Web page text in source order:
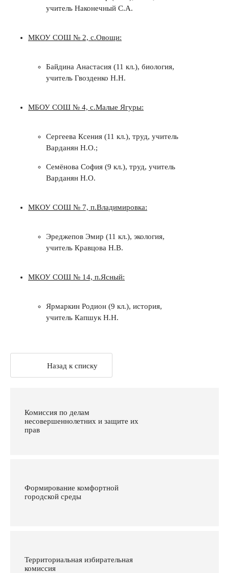
учитель Наконечный С.А.
МКОУ СОШ № 2, с.Овощи:
Байдина Анастасия (11 кл.), биология,
учитель Гвозденко Н.Н.
МБОУ СОШ № 4, с.Малые Ягуры:
Сергеева Ксения (11 кл.), труд, учитель
Варданян Н.О.;
Семёнова София (9 кл.), труд, учитель
Варданян Н.О.
МКОУ СОШ № 7, п.Владимировка:
Эреджепов Эмир (11 кл.), экология,
учитель Кравцова Н.В.
МКОУ СОШ № 14, п.Ясный:
Ярмаркин Родион (9 кл.), история,
учитель Капшук Н.Н.
Назад к списку
Комиссия по делам
несовершеннолетних и защите их
прав
Формирование комфортной
городской среды
Территориальная избирательная
комиссия